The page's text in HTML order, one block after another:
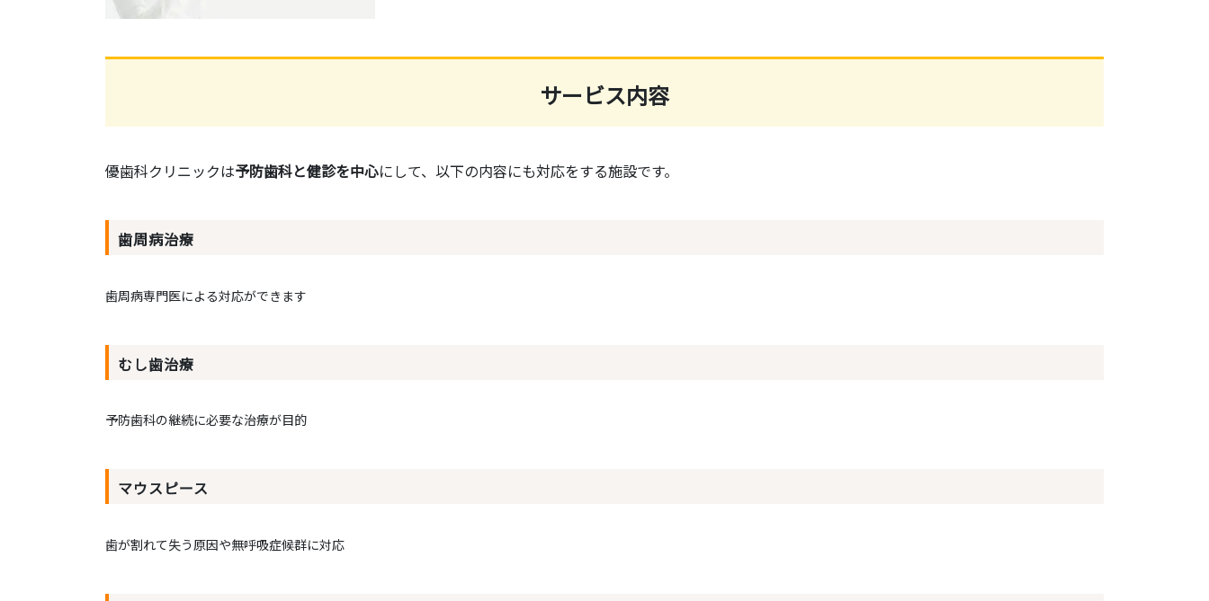
サービス内容
優歯科クリニックは予防歯科と健診を中心にして、以下の内容にも対応をする施設です。
歯周病治療
歯周病専門医による対応ができます
むし歯治療
予防歯科の継続に必要な治療が目的
マウスピース
歯が割れて失う原因や無呼吸症候群に対応